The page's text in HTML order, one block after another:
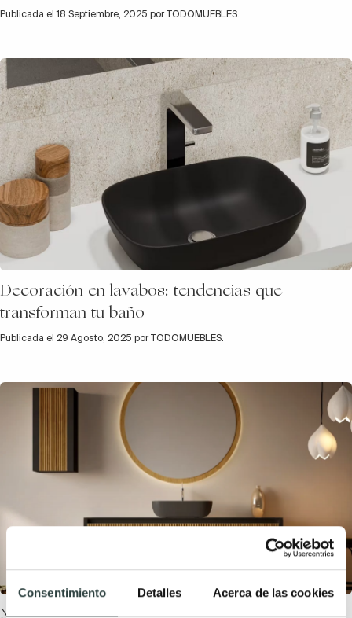
Consentimiento Detalles Acerca de las cookies
Publicada el 18 Septiembre, 2025 por TODOMUEBLES.
Decoración en lavabos: tendencias que
transforman tu baño
Publicada el 29 Agosto, 2025 por TODOMUEBLES.